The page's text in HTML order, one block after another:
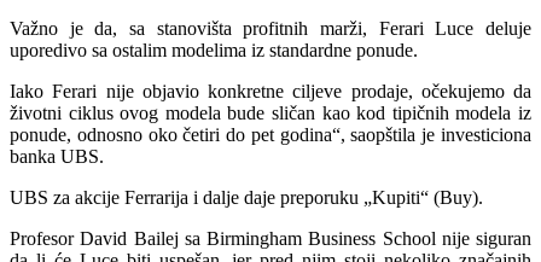
Važno je da, sa stanovišta profitnih marži, Ferari Luce deluje
uporedivo sa ostalim modelima iz standardne ponude.
Iako Ferari nije objavio konkretne ciljeve prodaje, očekujemo da
životni ciklus ovog modela bude sličan kao kod tipičnih modela iz
ponude, odnosno oko četiri do pet godina“, saopštila je investiciona
banka UBS.
UBS za akcije Ferrarija i dalje daje preporuku „Kupiti“ (Buy).
Profesor David Bailej sa Birmingham Business School nije siguran